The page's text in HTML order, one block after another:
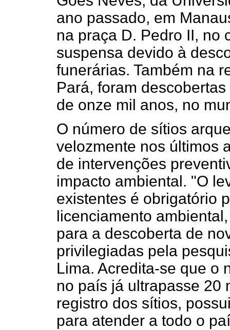
ano passado, em
na praça D. Pedro II, no
suspensa devido à
funerárias. Também na
Pará, foram
de onze mil anos, no
O número de sítios
velozmente nos últimos
de intervenções
impacto ambiental. "O
existentes é obrigatório
licenciamento
para a descoberta de
privilegiadas pela
Lima. Acredita-se que o
no país já ultrapasse 20
registro dos sítios,
para atender a todo o